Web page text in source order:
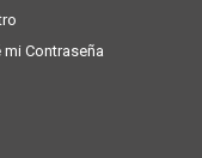
mi Contraseña